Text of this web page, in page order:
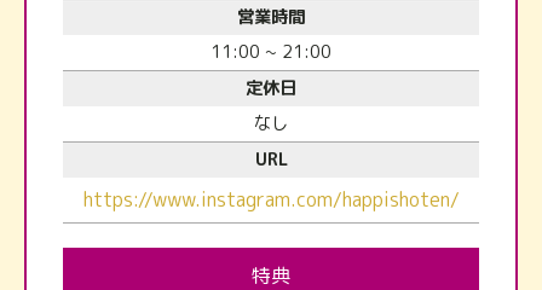
営業時間
11:00 ~ 21:00
定休日
なし
URL
https://www.instagram.com/happishoten/
特典